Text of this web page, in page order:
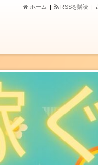
RSSを購読 |
ホーム |